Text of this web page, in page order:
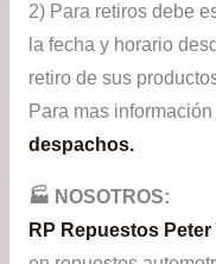
2) Para retiros debe
la fecha y horario
retiro de sus
Para mas
despachos.
🏭​ NOSOTROS:
RP Repuestos